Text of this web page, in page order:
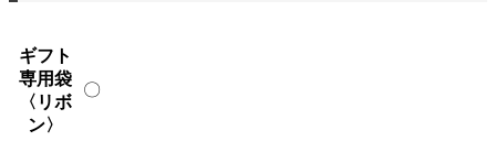
ギフト
専用袋
〈リボ
ン〉
〇